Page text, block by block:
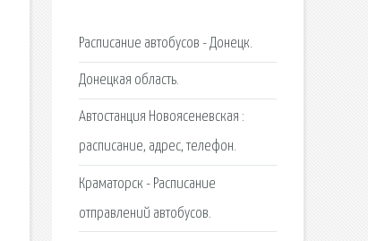
Расписание автобусов - Донецк.
Донецкая область.
Автостанция Новоясеневская :
расписание, адрес, телефон.
Краматорск - Расписание
отправлений автобусов.